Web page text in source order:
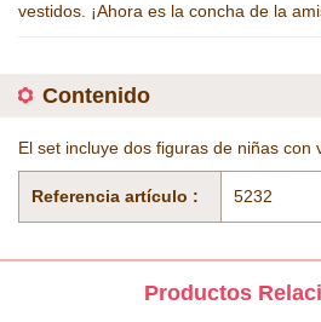
vestidos. ¡Ahora es la concha de la
Contenido
El set incluye dos figuras de niñas con
Referencia artículo : 5232
Productos